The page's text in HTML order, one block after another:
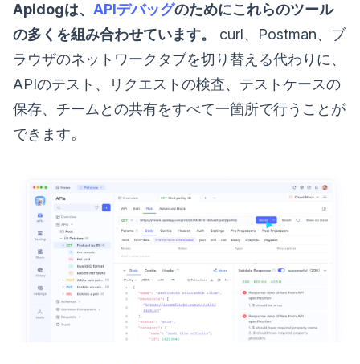
Apidogは、 APIデバッグのためにこれらのツール
の多くを組み合わせています。
curl、Postman、ブ
ラウザのネットワークタブを切り替える代わりに、
APIのテスト、リクエストの検査、テストケースの
保存、チームとの共有をすべて一箇所で行うことが
できます。